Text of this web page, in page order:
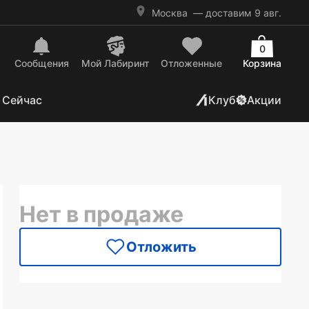
Москва — доставим 9 авг.
Сообщения Mой Лабиринт Отложенные Корзина
0
Клуб Акции
Нет в продаже
Отложить